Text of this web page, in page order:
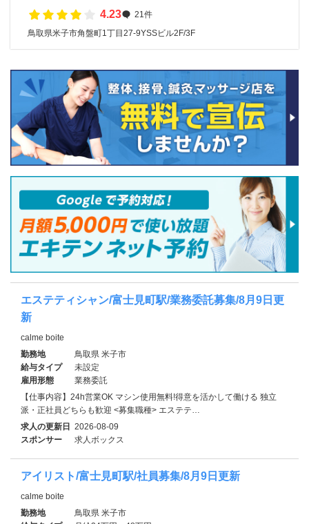
4.23
21件
鳥取県米子市角盤町1丁目27-9YSSビル2F/3F
エステティシャン/富士見町駅/業務委託募集/8月9日更
新
calme boite
勤務地
鳥取県 米子市
給与タイプ
未設定
雇用形態
業務委託
【仕事内容】24h営業OK マシン使用無料!得意を活かして働ける 独立
派・正社員どちらも歓迎 <募集職種> エステテ…
求人の更新日 2026-08-09
スポンサー
求人ボックス
アイリスト/富士見町駅/社員募集/8月9日更新
calme boite
勤務地
鳥取県 米子市